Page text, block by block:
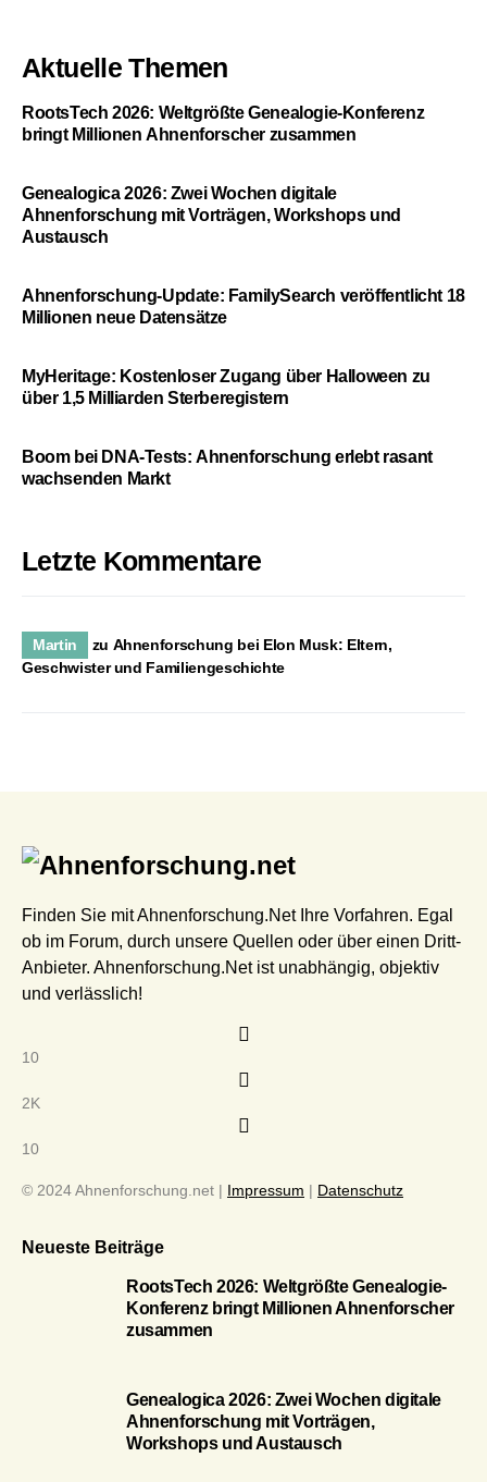
Aktuelle Themen
RootsTech 2026: Weltgrößte Genealogie-Konferenz
bringt Millionen Ahnenforscher zusammen
Genealogica 2026: Zwei Wochen digitale
Ahnenforschung mit Vorträgen, Workshops und
Austausch
Ahnenforschung-Update: FamilySearch veröffentlicht 18
Millionen neue Datensätze
MyHeritage: Kostenloser Zugang über Halloween zu
über 1,5 Milliarden Sterberegistern
Boom bei DNA-Tests: Ahnenforschung erlebt rasant
wachsenden Markt
Letzte Kommentare
Martin zu Ahnenforschung bei Elon Musk: Eltern,
Geschwister und Familiengeschichte
Finden Sie mit Ahnenforschung.Net Ihre Vorfahren. Egal
ob im Forum, durch unsere Quellen oder über einen Dritt-
Anbieter. Ahnenforschung.Net ist unabhängig, objektiv
und verlässlich!
10
2K
10
© 2024 Ahnenforschung.net | Impressum | Datenschutz
Neueste Beiträge
RootsTech 2026: Weltgrößte Genealogie-
Konferenz bringt Millionen Ahnenforscher
zusammen
Genealogica 2026: Zwei Wochen digitale
Ahnenforschung mit Vorträgen,
Workshops und Austausch